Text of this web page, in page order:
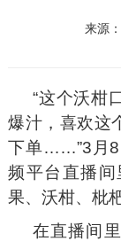
来源
“这个沃柑
爆汁，喜欢这
下单……”3月8
频平台直播
果、沃柑、枇
在直播间